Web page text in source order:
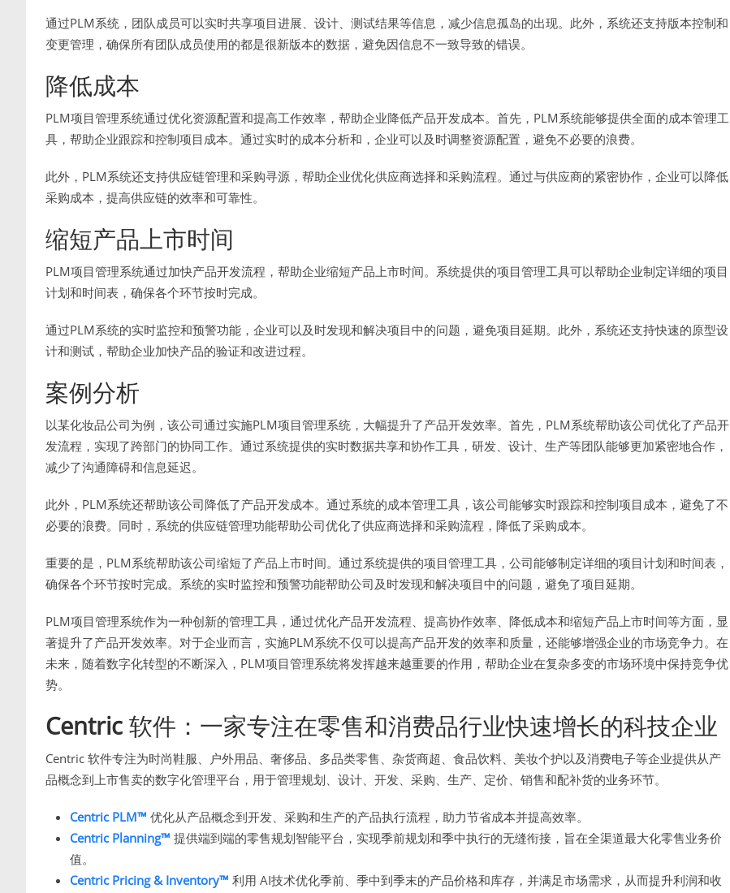
通过PLM系统，团队成员可以实时共享项目进展、设计、测试结果等信息，减少信息孤岛的出现。此外，系统还支持版本控制和
变更管理，确保所有团队成员使用的都是很新版本的数据，避免因信息不一致导致的错误。
降低成本
PLM项目管理系统通过优化资源配置和提高工作效率，帮助企业降低产品开发成本。首先，PLM系统能够提供全面的成本管理工
具，帮助企业跟踪和控制项目成本。通过实时的成本分析和，企业可以及时调整资源配置，避免不必要的浪费。
此外，PLM系统还支持供应链管理和采购寻源，帮助企业优化供应商选择和采购流程。通过与供应商的紧密协作，企业可以降低
采购成本，提高供应链的效率和可靠性。
缩短产品上市时间
PLM项目管理系统通过加快产品开发流程，帮助企业缩短产品上市时间。系统提供的项目管理工具可以帮助企业制定详细的项目
计划和时间表，确保各个环节按时完成。
通过PLM系统的实时监控和预警功能，企业可以及时发现和解决项目中的问题，避免项目延期。此外，系统还支持快速的原型设
计和测试，帮助企业加快产品的验证和改进过程。
案例分析
以某化妆品公司为例，该公司通过实施PLM项目管理系统，大幅提升了产品开发效率。首先，PLM系统帮助该公司优化了产品开
发流程，实现了跨部门的协同工作。通过系统提供的实时数据共享和协作工具，研发、设计、生产等团队能够更加紧密地合作，
减少了沟通障碍和信息延迟。
此外，PLM系统还帮助该公司降低了产品开发成本。通过系统的成本管理工具，该公司能够实时跟踪和控制项目成本，避免了不
必要的浪费。同时，系统的供应链管理功能帮助公司优化了供应商选择和采购流程，降低了采购成本。
重要的是，PLM系统帮助该公司缩短了产品上市时间。通过系统提供的项目管理工具，公司能够制定详细的项目计划和时间表，
确保各个环节按时完成。系统的实时监控和预警功能帮助公司及时发现和解决项目中的问题，避免了项目延期。
PLM项目管理系统作为一种创新的管理工具，通过优化产品开发流程、提高协作效率、降低成本和缩短产品上市时间等方面，显
著提升了产品开发效率。对于企业而言，实施PLM系统不仅可以提高产品开发的效率和质量，还能够增强企业的市场竞争力。在
未来，随着数字化转型的不断深入，PLM项目管理系统将发挥越来越重要的作用，帮助企业在复杂多变的市场环境中保持竞争优
势。
Centric 软件：一家专注在零售和消费品行业快速增长的科技企业
Centric 软件专注为时尚鞋服、户外用品、奢侈品、多品类零售、杂货商超、食品饮料、美妆个护以及消费电子等企业提供从产
品概念到上市售卖的数字化管理平台，用于管理规划、设计、开发、采购、生产、定价、销售和配补货的业务环节。
Centric PLM™ 优化从产品概念到开发、采购和生产的产品执行流程，助力节省成本并提高效率。
Centric Planning™ 提供端到端的零售规划智能平台，实现季前规划和季中执行的无缝衔接，旨在全渠道最大化零售业务价
值。
Centric Pricing & Inventory™ 利用 AI技术优化季前、季中到季末的产品价格和库存，并满足市场需求，从而提升利润和收